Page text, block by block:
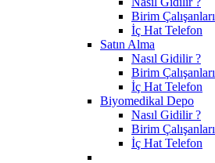
Birim Çalışanları
İç Hat Telefon
Satın Alma
Nasıl Gidilir ?
Birim Çalışanları
İç Hat Telefon
Biyomedikal Depo
Nasıl Gidilir ?
Birim Çalışanları
İç Hat Telefon